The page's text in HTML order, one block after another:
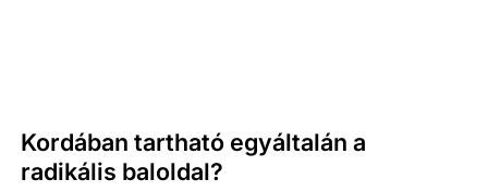
Kordában tartható egyáltalán a
radikális baloldal?